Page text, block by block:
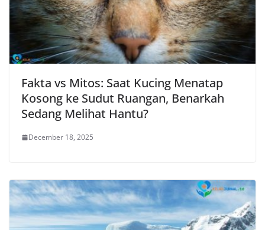
Fakta vs Mitos: Saat Kucing Menatap
Kosong ke Sudut Ruangan, Benarkah
Sedang Melihat Hantu?
December 18, 2025